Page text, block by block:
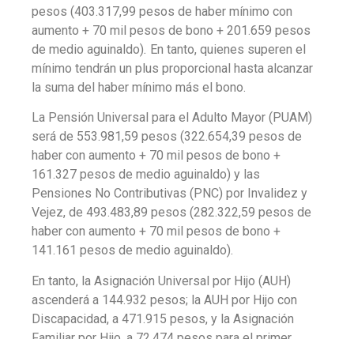
pesos (403.317,99 pesos de haber mínimo con
aumento + 70 mil pesos de bono + 201.659 pesos
de medio aguinaldo). En tanto, quienes superen el
mínimo tendrán un plus proporcional hasta alcanzar
la suma del haber mínimo más el bono.
La Pensión Universal para el Adulto Mayor (PUAM)
será de 553.981,59 pesos (322.654,39 pesos de
haber con aumento + 70 mil pesos de bono +
161.327 pesos de medio aguinaldo) y las
Pensiones No Contributivas (PNC) por Invalidez y
Vejez, de 493.483,89 pesos (282.322,59 pesos de
haber con aumento + 70 mil pesos de bono +
141.161 pesos de medio aguinaldo).
En tanto, la Asignación Universal por Hijo (AUH)
ascenderá a 144.932 pesos; la AUH por Hijo con
Discapacidad, a 471.915 pesos, y la Asignación